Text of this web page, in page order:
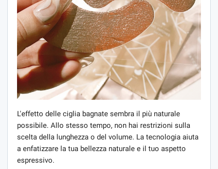
L'effetto delle ciglia bagnate sembra il più naturale
possibile. Allo stesso tempo, non hai restrizioni sulla
scelta della lunghezza o del volume. La tecnologia aiuta
a enfatizzare la tua bellezza naturale e il tuo aspetto
espressivo.